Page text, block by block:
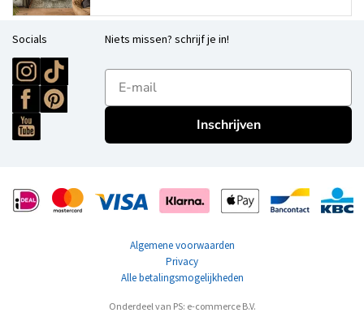
Socials Niets missen? schrijf je in!
E-mailadres
Inschrijven
Algemene voorwaarden
Privacy
Alle betalingsmogelijkheden
Onderdeel van PS: e-commerce B.V.